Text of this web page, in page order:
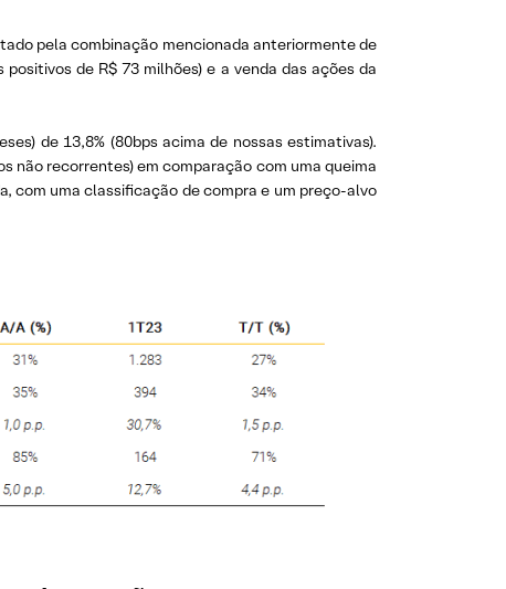
pela combinação mencionada anteriormente de
de R$ 73 milhões) e a venda das ações da
de 13,8% (80bps acima de nossas estimativas).
não recorrentes) em comparação com uma queima
com uma classificação de compra e um preço-alvo